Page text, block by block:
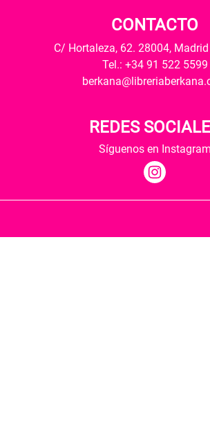
CONTACTO
C/ Hortaleza, 62. 28004,
Tel.: +34 91 522 5599
REDES
Síguenos en Instagram